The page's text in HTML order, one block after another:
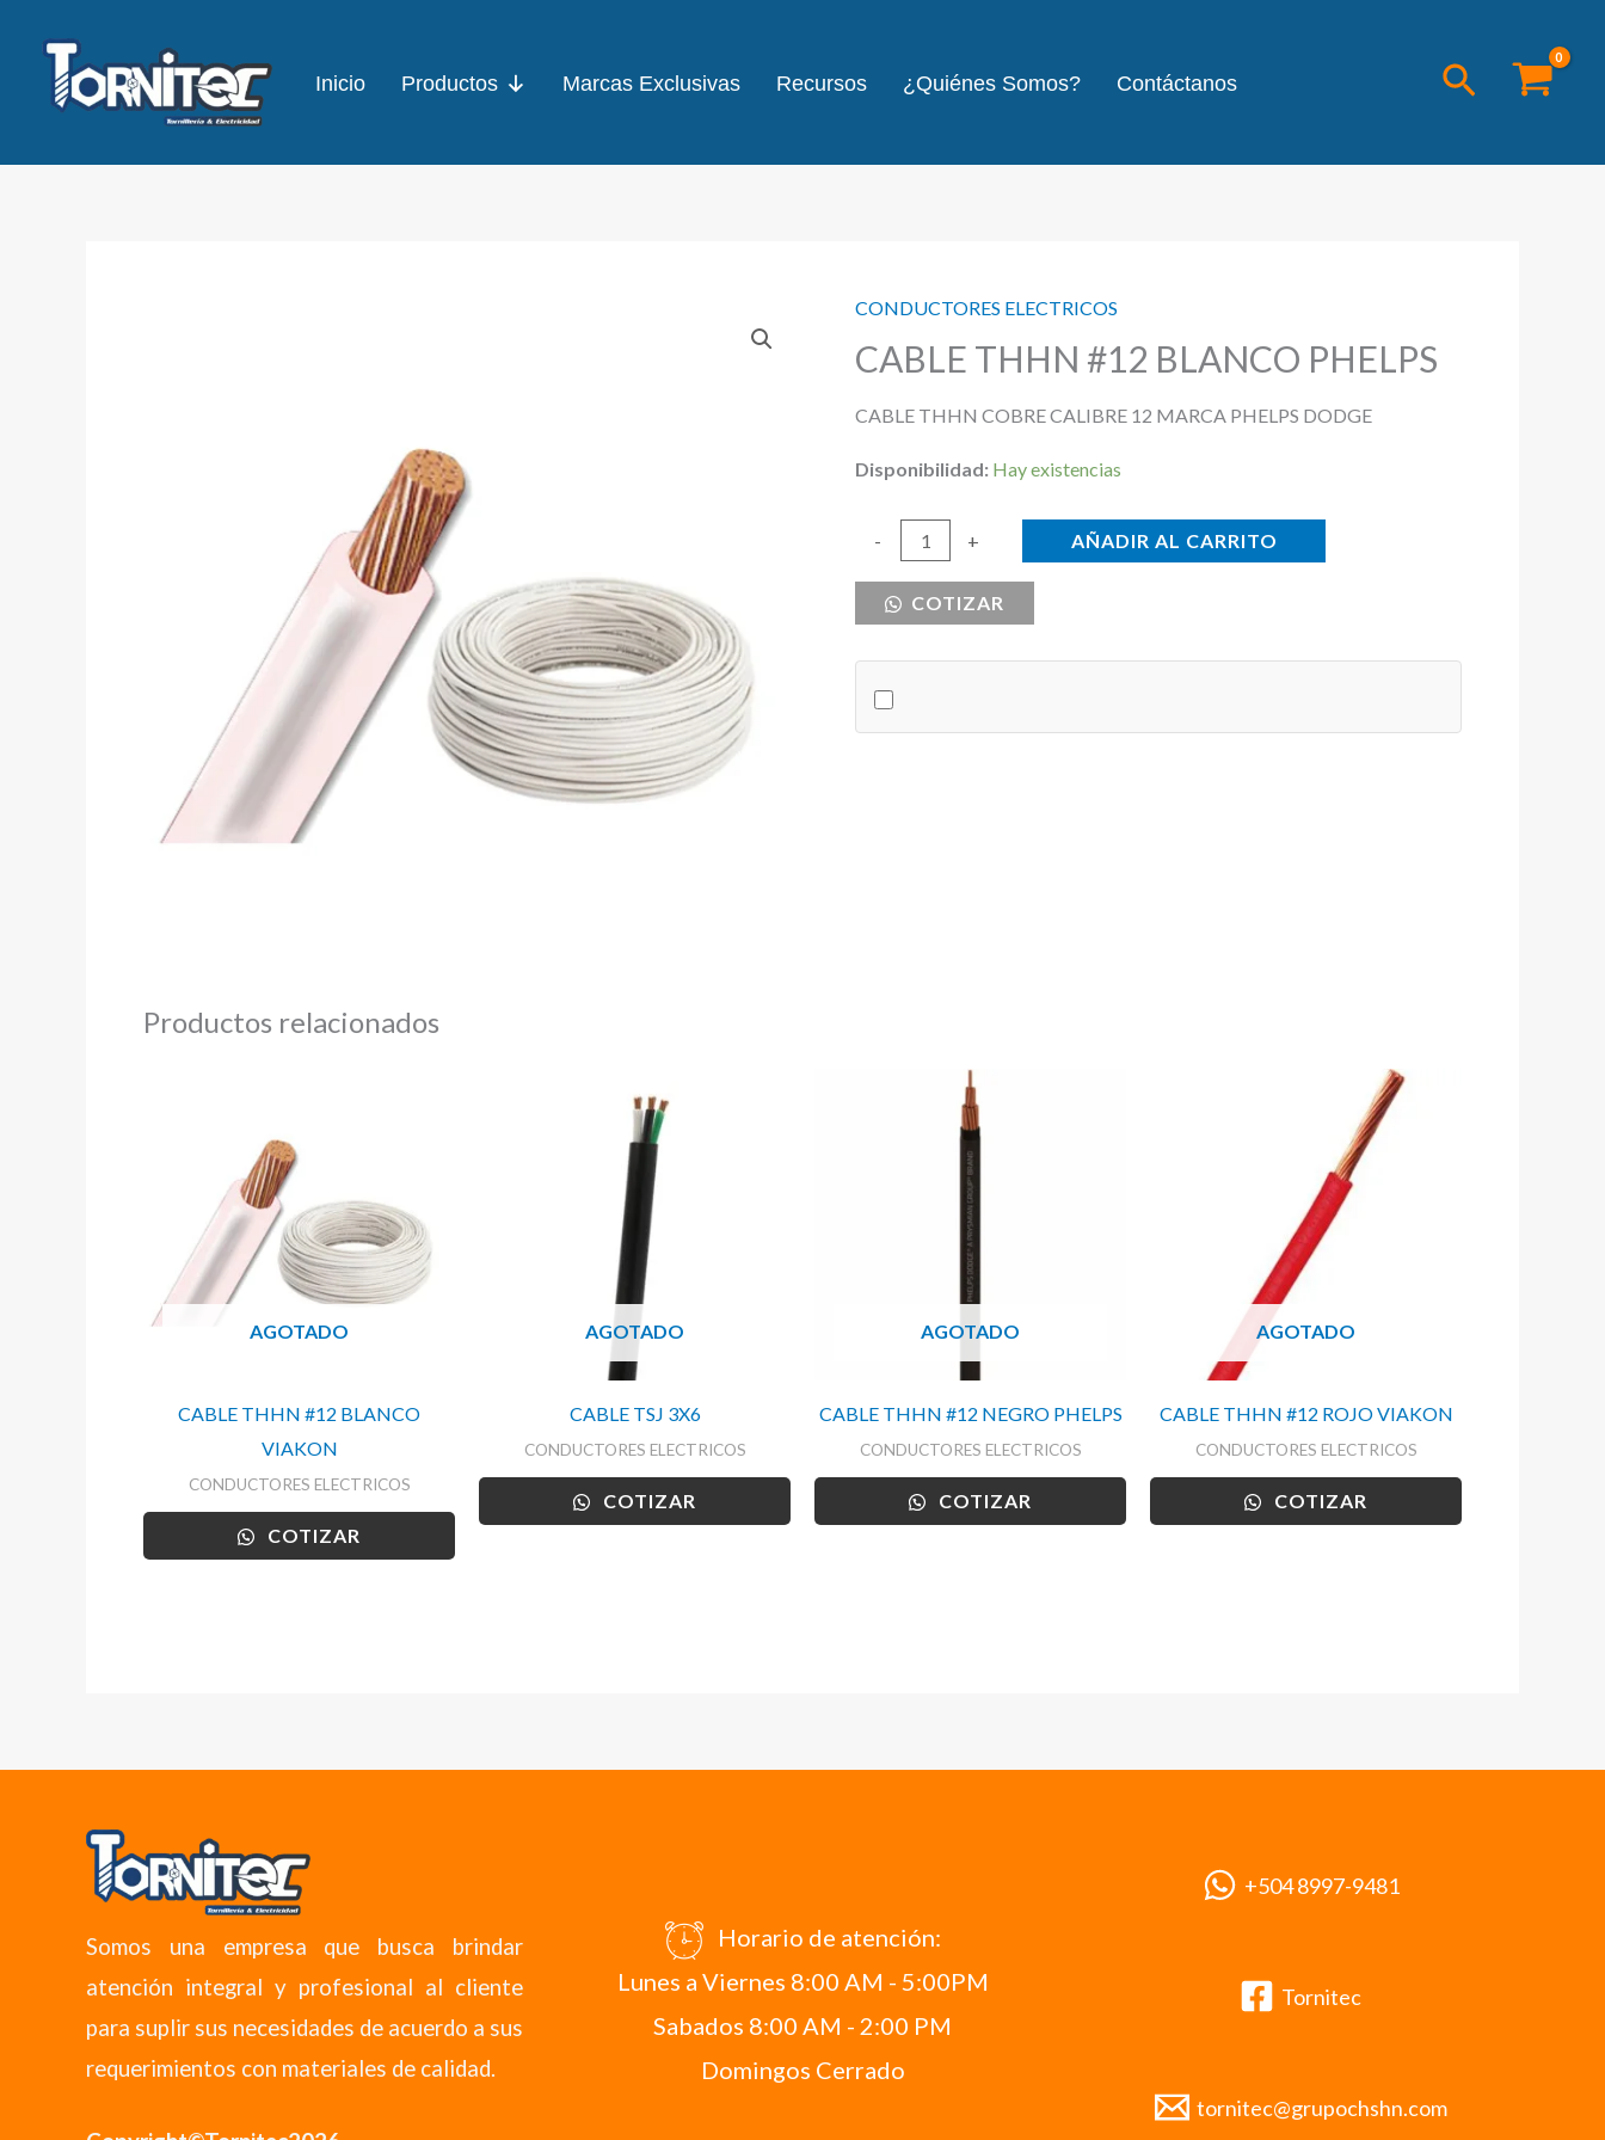
contenido
Inicio Productos Marcas Exclusivas Recursos ¿Quiénes Somos? Contáctanos Buscar
CONDUCTORES ELECTRICOS
CABLE THHN #12 BLANCO PHELPS
CABLE THHN COBRE CALIBRE 12 MARCA PHELPS DODGE
Disponibilidad: Hay existencias
-
#12
cantidad
+ AÑADIR AL CARRITO
COTIZAR
Productos relacionados
AGOTADO
CABLE THHN #12 BLANCO
VIAKON
CONDUCTORES ELECTRICOS
COTIZAR
AGOTADO
CABLE TSJ 3X6
CONDUCTORES ELECTRICOS
COTIZAR
AGOTADO
CABLE THHN #12 NEGRO PHELPS
CONDUCTORES ELECTRICOS
COTIZAR
AGOTADO
CABLE THHN #12 ROJO VIAKON
CONDUCTORES ELECTRICOS
COTIZAR
Somos una empresa que busca brindar
atención integral y profesional al cliente
para suplir sus necesidades de acuerdo a sus
requerimientos con materiales de calidad.
Horario de atención:
Lunes a Viernes 8:00 AM - 5:00PM
Sabados 8:00 AM - 2:00 PM
Domingos Cerrado
+504 8997-9481
Tornitec
tornitec@grupochshn.com